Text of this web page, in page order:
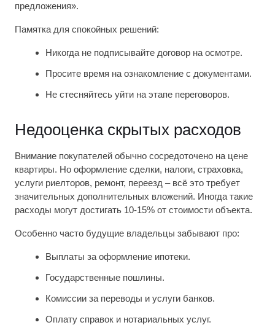
предложения».
Памятка для спокойных решений:
Никогда не подписывайте договор на осмотре.
Просите время на ознакомление с документами.
Не стесняйтесь уйти на этапе переговоров.
Недооценка скрытых расходов
Внимание покупателей обычно сосредоточено на цене
квартиры. Но оформление сделки, налоги, страховка,
услуги риелторов, ремонт, переезд – всё это требует
значительных дополнительных вложений. Иногда такие
расходы могут достигать 10-15% от стоимости объекта.
Особенно часто будущие владельцы забывают про:
Выплаты за оформление ипотеки.
Государственные пошлины.
Комиссии за переводы и услуги банков.
Оплату справок и нотариальных услуг.